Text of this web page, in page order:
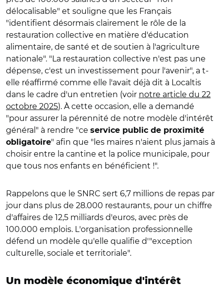
délocalisable" et souligne que les Français
"identifient désormais clairement le rôle de la
restauration collective en matière d'éducation
alimentaire, de santé et de soutien à l'agriculture
nationale". "La restauration collective n'est pas une
dépense, c'est un investissement pour l'avenir", a t-
elle réaffirmé comme elle l'avait déjà dit à Localtis
dans le cadre d'un entretien (voir notre article du 22
octobre 2025). À cette occasion, elle a demandé
"pour assurer la pérennité de notre modèle d'intérêt
général" à rendre "ce service public de proximité
obligatoire" afin que "les maires n'aient plus jamais à
choisir entre la cantine et la police municipale, pour
que tous nos enfants en bénéficient !".
Rappelons que le SNRC sert 6,7 millions de repas par
jour dans plus de 28.000 restaurants, pour un chiffre
d'affaires de 12,5 milliards d'euros, avec près de
100.000 emplois. L'organisation professionnelle
défend un modèle qu'elle qualifie d'"exception
culturelle, sociale et territoriale".
Un modèle économique d'intérêt